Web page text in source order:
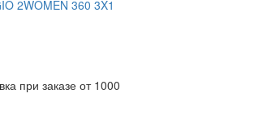
2WOMEN 360 3X1
при заказе от 1000